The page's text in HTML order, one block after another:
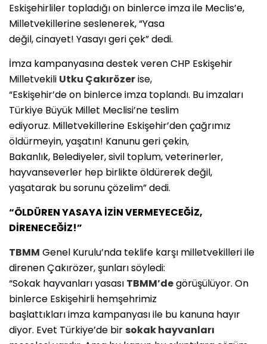
Eskişehirliler topladığı on binlerce imza ile Meclis’e,
Milletvekillerine seslenerek, “Yasa
değil, cinayet! Yasayı geri çek” dedi.
İmza kampanyasına destek veren CHP Eskişehir
Milletvekili Utku Çakırözerise,
“Eskişehir’de on binlerce imza toplandı. Bu imzaları
Türkiye Büyük Millet Meclisi’ne teslim
ediyoruz. Milletvekillerine Eskişehir’den çağrımız
öldürmeyin, yaşatın! Kanunu geri çekin,
Bakanlık, Belediyeler, sivil toplum, veterinerler,
hayvanseverler hep birlikte öldürerek değil,
yaşatarak bu sorunu çözelim” dedi.
“ÖLDÜREN YASAYA İZİN VERMEYECEĞİZ,
DİRENECEĞİZ!”
TBMM Genel Kurulu’nda teklife karşı milletvekilleri ile
direnen Çakırözer, şunları söyledi:
“Sokak hayvanları yasası TBMM’degörüşülüyor. On
binlerce Eskişehirli hemşehrimiz
başlattıkları imza kampanyası ile bu kanuna hayır
diyor. Evet Türkiye’de birsokak hayvanları